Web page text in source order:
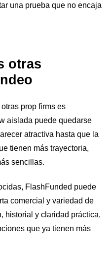
una prueba que no encaja
otras
prop firms es
aislada puede quedarse
atractiva hasta que la
tienen más trayectoria,
sencillas.
FlashFunded puede
comercial y variedad de
historial y claridad práctica,
que ya tienen más